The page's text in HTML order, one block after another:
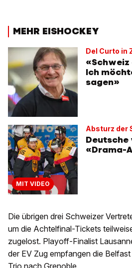
MEHR EISHOCKEY
Del Curto in
Ich
sagen»
MIT VIDEO
Absturz der
«Drama-
Die übrigen drei Schweizer
um die Achtelfinal-Tickets
zugelost. Playoff-Finalist
der EV Zug empfangen die